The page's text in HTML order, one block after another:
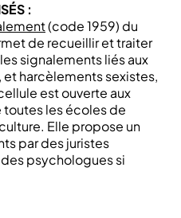
:
(code 1959) du
de recueillir et traiter
signalements liés aux
harcèlements sexistes,
est ouverte aux
les écoles de
Elle propose un
par des juristes
psychologues si